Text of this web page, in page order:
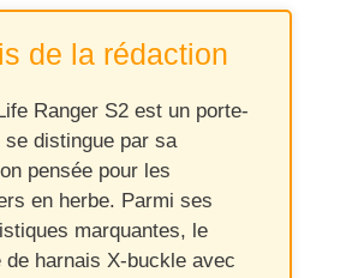
de la rédaction
Ranger S2 est un porte-
se distingue par sa
pensée pour les
en herbe. Parmi ses
marquantes, le
de harnais X-buckle avec